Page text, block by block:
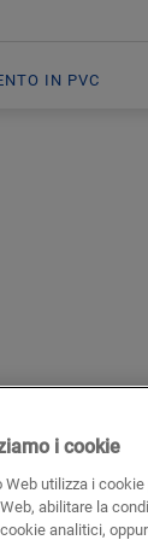
IN PVC
i cookie
Web utilizza i
abilitare la
analitici,